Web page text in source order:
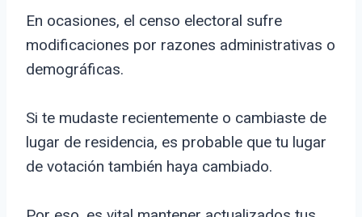
En ocasiones, el censo electoral sufre
modificaciones por razones administrativas o
demográficas.
Si te mudaste recientemente o cambiaste de
lugar de residencia, es probable que tu lugar
de votación también haya cambiado.